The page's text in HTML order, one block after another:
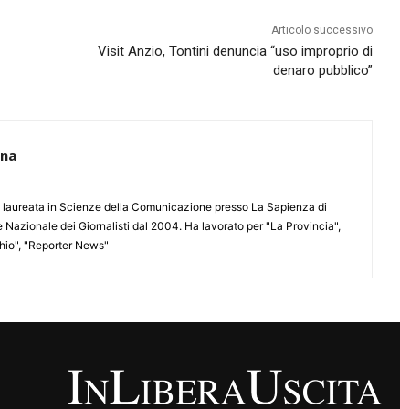
Articolo successivo
Visit Anzio, Tontini denuncia “uso improprio di
denaro pubblico”
in Scienze della Comunicazione presso La Sapienza di
Nazionale dei Giornalisti dal 2004. Ha lavorato per "La Provincia",
"Reporter News"